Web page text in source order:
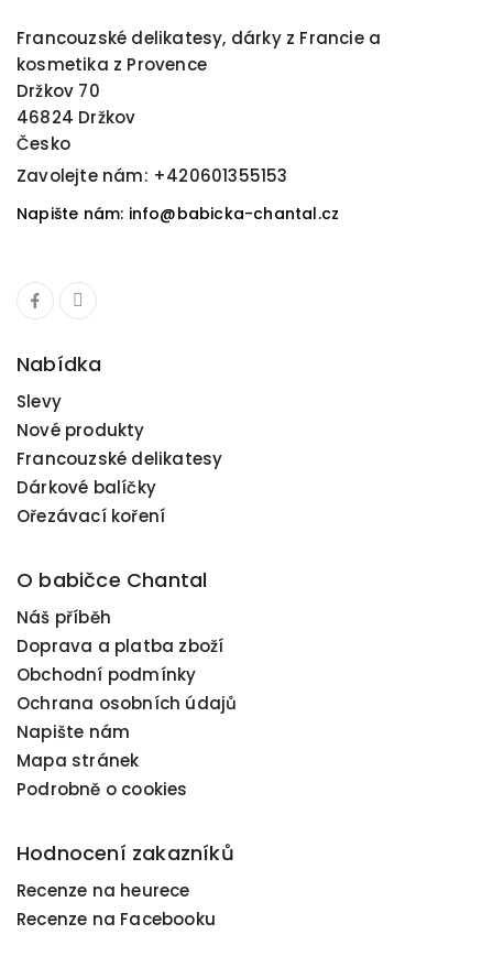
Francouzské delikatesy, dárky z Francie a
kosmetika z Provence
Držkov 70
46824 Držkov
Česko
Zavolejte nám: +420601355153
Napište nám: info@babicka-chantal.cz
Nabídka
Slevy
Nové produkty
Francouzské delikatesy
Dárkové balíčky
Ořezávací koření
O babičce Chantal
Náš příběh
Doprava a platba zboží
Obchodní podmínky
Ochrana osobních údajů
Napište nám
Mapa stránek
Podrobně o cookies
Hodnocení zakazníků
Recenze na heurece
Recenze na Facebooku